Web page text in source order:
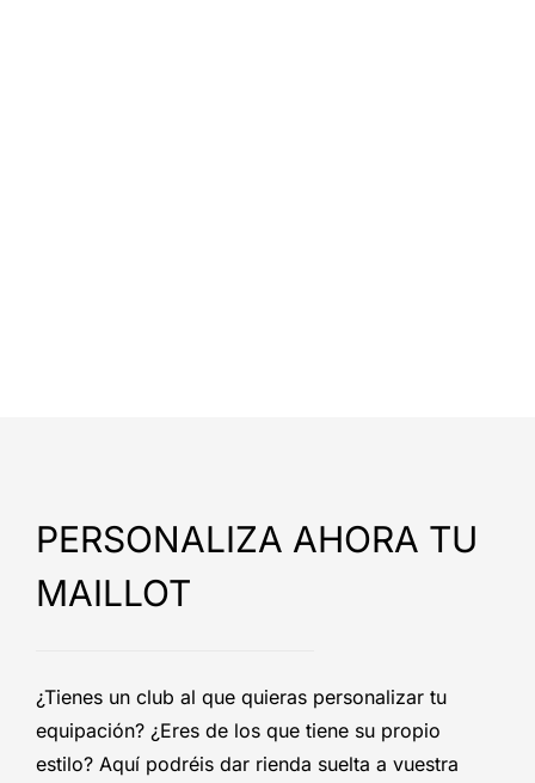
PERSONALIZA AHORA TU
MAILLOT
¿Tienes un club al que quieras personalizar tu
equipación? ¿Eres de los que tiene su propio
estilo? Aquí podréis dar rienda suelta a vuestra